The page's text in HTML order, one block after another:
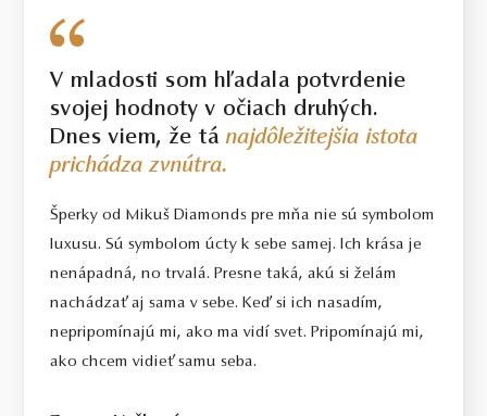
V mladosti som hľadala potvrdenie
svojej hodnoty v očiach druhých.
Dnes viem, že tánajdôležitejšia istota
prichádza zvnútra.
Šperky od Mikuš Diamonds pre mňa nie sú symbolom
luxusu. Sú symbolom úcty k sebe samej. Ich krása je
nenápadná, no trvalá. Presne taká, akú si želám
nachádzať aj sama v sebe. Keď si ich nasadím,
nepripomínajú mi, ako ma vidí svet. Pripomínajú mi,
ako chcem vidieť samu seba.